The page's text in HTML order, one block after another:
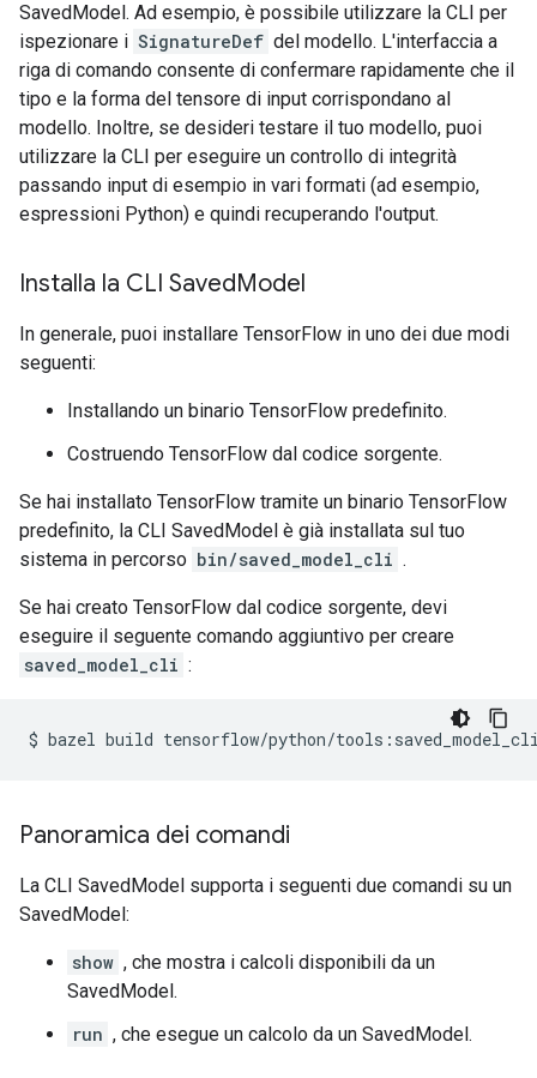
SavedModel. Ad esempio, è possibile utilizzare la CLI per
ispezionare i SignatureDef del modello. L'interfaccia a
riga di comando consente di confermare rapidamente che il
tipo e la forma del tensore di input corrispondano al
modello. Inoltre, se desideri testare il tuo modello, puoi
utilizzare la CLI per eseguire un controllo di integrità
passando input di esempio in vari formati (ad esempio,
espressioni Python) e quindi recuperando l'output.
Installa la CLI SavedModel
In generale, puoi installare TensorFlow in uno dei due modi
seguenti:
Installando un binario TensorFlow predefinito.
Costruendo TensorFlow dal codice sorgente.
Se hai installato TensorFlow tramite un binario TensorFlow
predefinito, la CLI SavedModel è già installata sul tuo
sistema in percorso bin/saved_model_cli .
Se hai creato TensorFlow dal codice sorgente, devi
eseguire il seguente comando aggiuntivo per creare
saved_model_cli :
$ bazel build tensorflow/python/tools :
Panoramica dei comandi
La CLI SavedModel supporta i seguenti due comandi su un
SavedModel:
show , che mostra i calcoli disponibili da un
SavedModel.
run , che esegue un calcolo da un SavedModel.